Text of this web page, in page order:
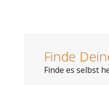
Finde
Finde es selbst